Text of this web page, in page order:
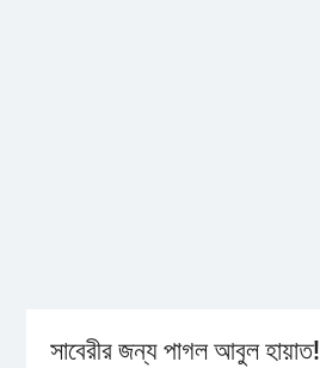
সাবেরীর জন্য পাগল আবুল হায়াত!